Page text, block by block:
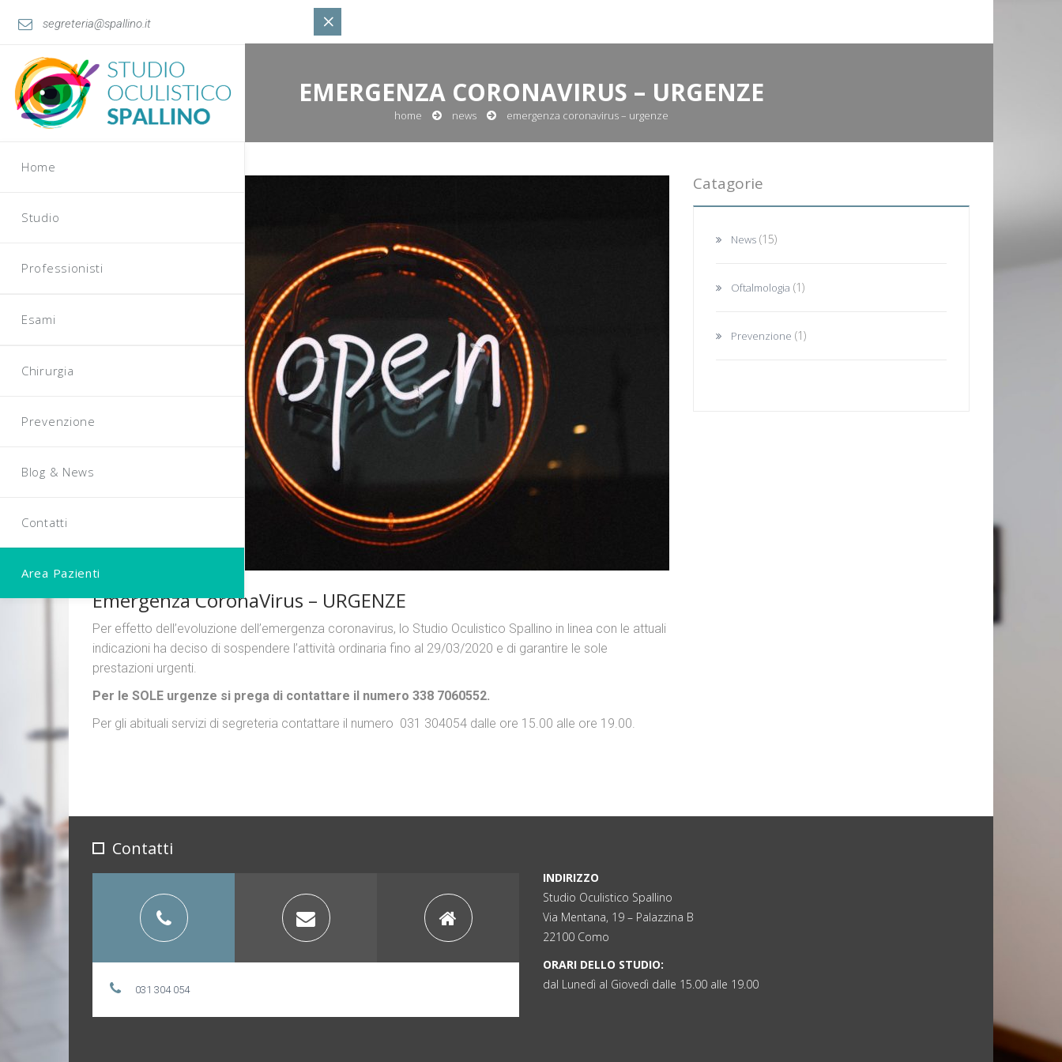
segreteria@spallino.it
Home
Studio
Professionisti
Esami
Chirurgia
Prevenzione
Blog & News
Contatti
Area Pazienti
EMERGENZA CORONAVIRUS – URGENZE
home news emergenza coronavirus – urgenze
Emergenza CoronaVirus – URGENZE
Per effetto dell’evoluzione dell’emergenza coronavirus, lo Studio Oculistico Spallino in linea con le attuali
indicazioni ha deciso di sospendere l’attività ordinaria fino al 29/03/2020 e di garantire le sole
prestazioni urgenti.
Per le SOLE urgenze si prega di contattare il numero 338 7060552.
Per gli abituali servizi di segreteria contattare il numero 031 304054 dalle ore 15.00 alle ore 19.00.
Catagorie
News (15)
Oftalmologia (1)
Prevenzione (1)
Contatti
031 304 054
INDIRIZZO
Studio Oculistico Spallino
Via Mentana, 19 – Palazzina B
22100 Como
ORARI DELLO STUDIO:
dal Lunedì al Giovedì dalle 15.00 alle 19.00